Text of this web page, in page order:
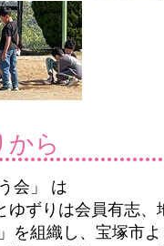
から
会」 は
ゆずりは会員有志
を組織し、宝塚市